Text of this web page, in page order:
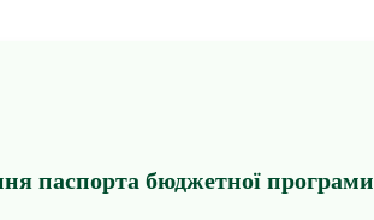
паспорта бюджетної